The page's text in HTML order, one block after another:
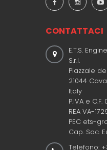
CONTATTACI
E.T.S.
S.r.l.
Piazzale
21044
Italy
P.IVA e
REA VA-
PEC ets-
Cap. Soc.
Telefono: